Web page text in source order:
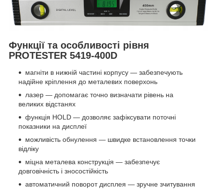
Функції та особливості рівня
PROTESTER 5419-400D
магніти в нижній частині корпусу — забезпечують
надійне кріплення до металевих поверхонь
лазер — допомагає точно визначати рівень на
великих відстанях
функція HOLD — дозволяє зафіксувати поточні
показники на дисплеї
можливість обнулення — швидке встановлення точки
відліку
міцна металева конструкція — забезпечує
довговічність і зносостійкість
автоматичний поворот дисплея — зручне зчитування